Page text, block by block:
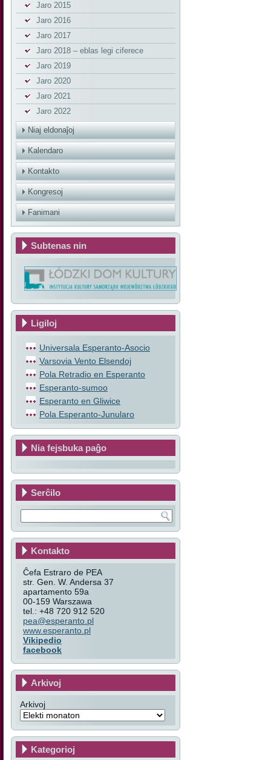
Jaro 2015
Jaro 2016
Jaro 2017
Jaro 2018 – eblas legi ciferece
Jaro 2019
Jaro 2020
Jaro 2021
Jaro 2022
Niaj eldonaĵoj
Kalendaro
Kontakto
Kongresoj
Fanimani
Subtenas nin
Ligiloj
Universala Esperanto-Asocio
Varsovia Vento Elsendoj
Pola Retradio en Esperanto
Esperanto-sumoo
Esperanto en Gliwice
Pola Esperanto-Junularo
Nia fejsbuka paĝo
Serĉilo
Kontakto
Ĉefa Estraro de PEA
str. Gen. W. Andersa 37
apartamento 59a
00-159 Warszawa
tel.: +48 720 912 520
pea@esperanto.pl
www.esperanto.pl
Vikipedio
facebook
Arkivoj
Arkivoj
Kategorioj